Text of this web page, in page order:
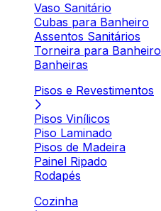
Vaso Sanitário
Cubas para Banheiro
Assentos Sanitários
Torneira para Banheiro
Banheiras
Pisos e Revestimentos
Pisos Vinílicos
Piso Laminado
Pisos de Madeira
Painel Ripado
Rodapés
Cozinha